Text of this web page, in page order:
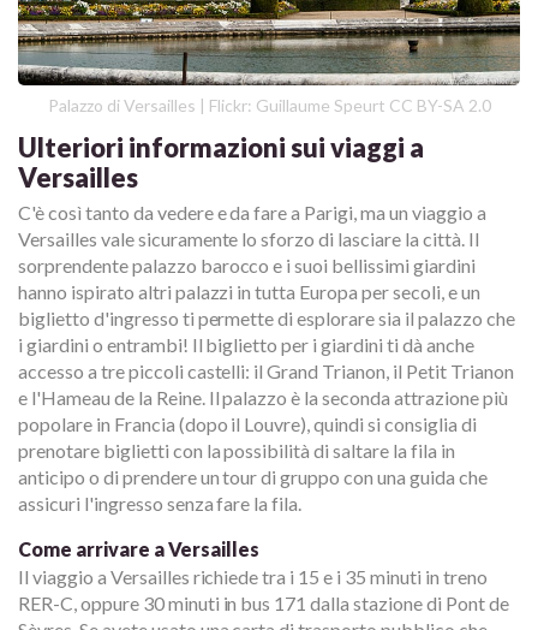
Palazzo di Versailles | Flickr: Guillaume Speurt CC BY-SA 2.0
Ulteriori informazioni sui viaggi a
Versailles
C'è così tanto da vedere e da fare a Parigi, ma un viaggio a
Versailles vale sicuramente lo sforzo di lasciare la città. Il
sorprendente palazzo barocco e i suoi bellissimi giardini
hanno ispirato altri palazzi in tutta Europa per secoli, e un
biglietto d'ingresso ti permette di esplorare sia il palazzo che
i giardini o entrambi! Il biglietto per i giardini ti dà anche
accesso a tre piccoli castelli: il Grand Trianon, il Petit Trianon
e l'Hameau de la Reine. Il palazzo è la seconda attrazione più
popolare in Francia (dopo il Louvre), quindi si consiglia di
prenotare biglietti con la possibilità di saltare la fila in
anticipo o di prendere un tour di gruppo con una guida che
assicuri l'ingresso senza fare la fila.
Come arrivare a Versailles
Il viaggio a Versailles richiede tra i 15 e i 35 minuti in treno
RER-C, oppure 30 minuti in bus 171 dalla stazione di Pont de